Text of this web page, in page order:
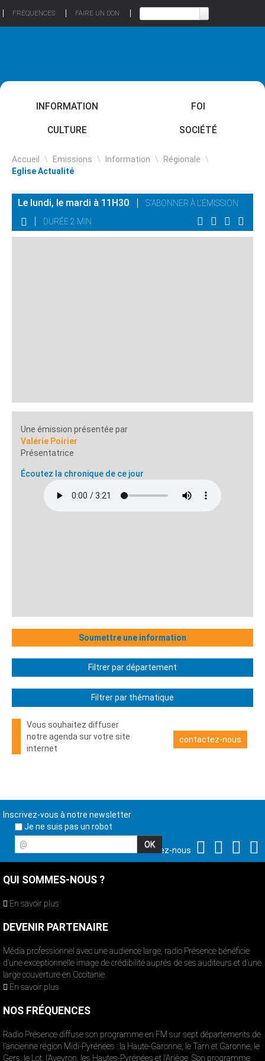
FRÉQUENCES FAIRE UN DON
INFORMATION FOI
CULTURE SOCIÉTÉ
Accueil \ Emissions \ Information \ Régionale \
Eglise Actualité
Le lundi, le mardi à 11H30
S'ABONNER À L'ÉMISSION
DURÉE 2 MIN
Une émission présentée par
Valérie Poirier
Présentatrice
Écoutez la chronique de ce jour
Soumettre une information
Filtrer par département
Filtrer par thématique
Vous souhaitez diffuser
notre agenda sur votre site
internet
contactez-nous
Inscrivez-vous à notre newsletter
Je ne suis pas un robot
@
Suivez-nous
QUI SOMMES-NOUS ?
En savoir plus
DEVENIR PARTENAIRE
Média professionnel avec une audience large, radio Présence bénéficie
d’une exceptionnelle image de crédibilité auprès de ses auditeurs et d’une
large couverture en Occitanie.
En savoir plus
NOS FRÉQUENCES
Radio Présence diffuse son programme en FM sur sept départements de
l’ancienne région Midi-Pyrénées : la Haute-Garonne, le Tarn et Garonne, le
Gers, le Lot, l’Aveyron, les Hautes-Pyrénées et l’Ariège. Son programme